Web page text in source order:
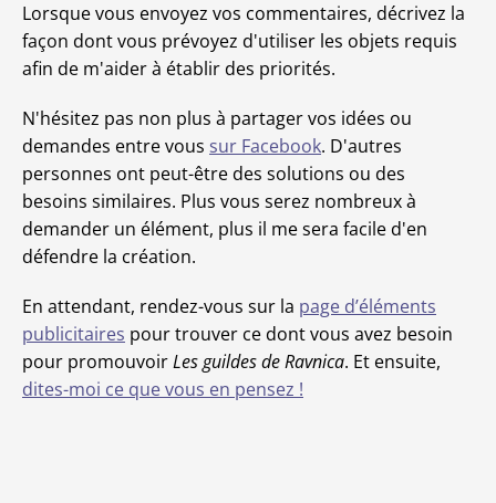
Lorsque vous envoyez vos commentaires, décrivez la
façon dont vous prévoyez d'utiliser les objets requis
afin de m'aider à établir des priorités.
N'hésitez pas non plus à partager vos idées ou
demandes entre vous sur Facebook. D'autres
personnes ont peut-être des solutions ou des
besoins similaires. Plus vous serez nombreux à
demander un élément, plus il me sera facile d'en
défendre la création.
En attendant, rendez-vous sur la page d’éléments
publicitaires pour trouver ce dont vous avez besoin
pour promouvoirLes guildes de Ravnica. Et ensuite,
dites-moi ce que vous en pensez !